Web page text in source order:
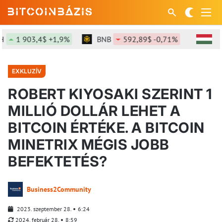
903,4$ +1,9% BNB 592,89$ -0,71% SOL
EXKLUZÍV
ROBERT KIYOSAKI SZERINT 1
MILLIÓ DOLLÁR LEHET A
BITCOIN ÉRTÉKE. A BITCOIN
MINETRIX MÉGIS JOBB
BEFEKTETÉS?
Business2Community
2023. szeptember 28.
6:24
2024. február 28.
8:59